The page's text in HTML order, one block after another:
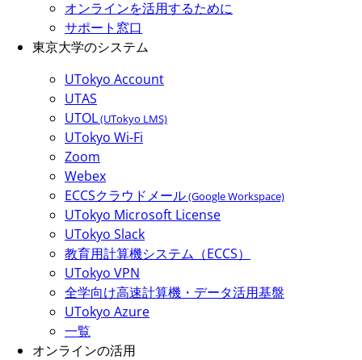
オンラインを活用するために
サポート窓口
東京大学のシステム
UTokyo Account
UTAS
UTOL(UTokyo LMS)
UTokyo Wi-Fi
Zoom
Webex
ECCSクラウドメール(Google Workspace)
UTokyo Microsoft License
UTokyo Slack
教育用計算機システム（ECCS）
UTokyo VPN
全学向け高速計算機・データ活用基盤
UTokyo Azure
一覧
オンラインの活用